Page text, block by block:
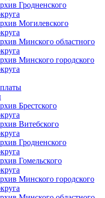
Гродненского
Могилевского
Минского областного
Минского городского
Брестского
Витебского
Гродненского
Гомельского
Минского городского